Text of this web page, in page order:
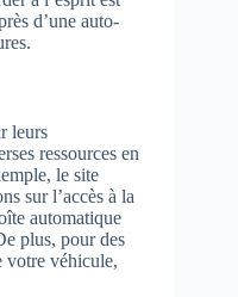
d’une auto-
leurs
ressources en
le site
sur l’accès à la
automatique
plus, pour des
votre véhicule,